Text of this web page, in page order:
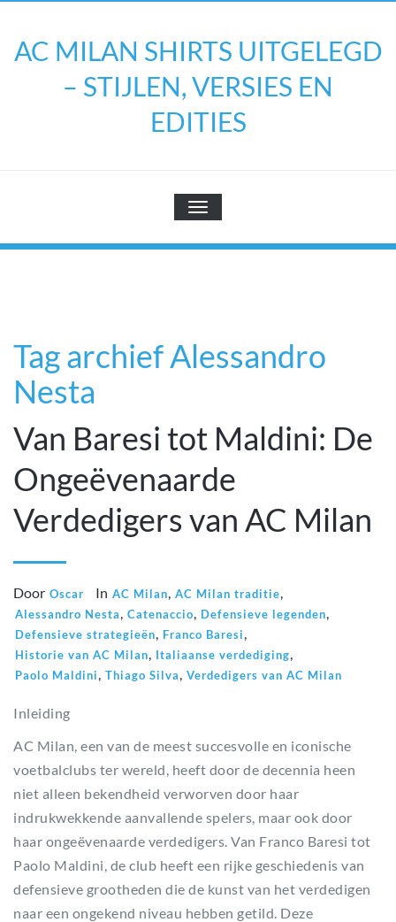
inhoud
AC MILAN SHIRTS UITGELEGD
– STIJLEN, VERSIES EN
EDITIES
TOGGLE NAVIGATIE
Tag archief Alessandro
Nesta
Van Baresi tot Maldini: De
Ongeëvenaarde
Verdedigers van AC Milan
Door Oscar In AC Milan, AC Milan traditie,
Alessandro Nesta, Catenaccio, Defensieve legenden,
Defensieve strategieën, Franco Baresi,
Historie van AC Milan, Italiaanse verdediging,
Paolo Maldini, Thiago Silva, Verdedigers van AC Milan
Inleiding
AC Milan, een van de meest succesvolle en iconische
voetbalclubs ter wereld, heeft door de decennia heen
niet alleen bekendheid verworven door haar
indrukwekkende aanvallende spelers, maar ook door
haar ongeëvenaarde verdedigers. Van Franco Baresi tot
Paolo Maldini, de club heeft een rijke geschiedenis van
defensieve grootheden die de kunst van het verdedigen
naar een ongekend niveau hebben getild. Deze